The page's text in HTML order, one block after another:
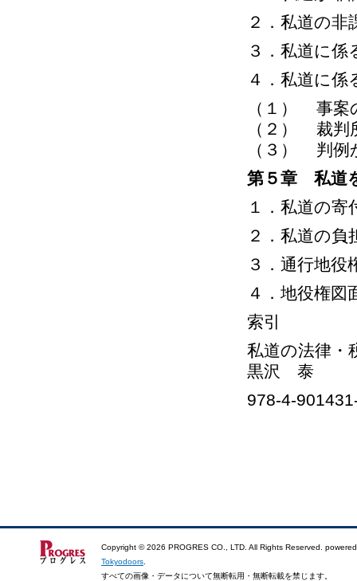
２．私道の非
３．私道に係
４．私道に
（１） 事案
（２） 裁判
（３） 判例
第５章 私道
１．私道の
２．私道の負
３．通行地
４．地役権図
索引
私道の法律・
黒沢 泰
978-4-
Copyright ©2026 PROGRES CO., LTD. All Rights Reserved.
Tokyodoors
すべての画像・データについて無断転用・無断転載を禁じます。